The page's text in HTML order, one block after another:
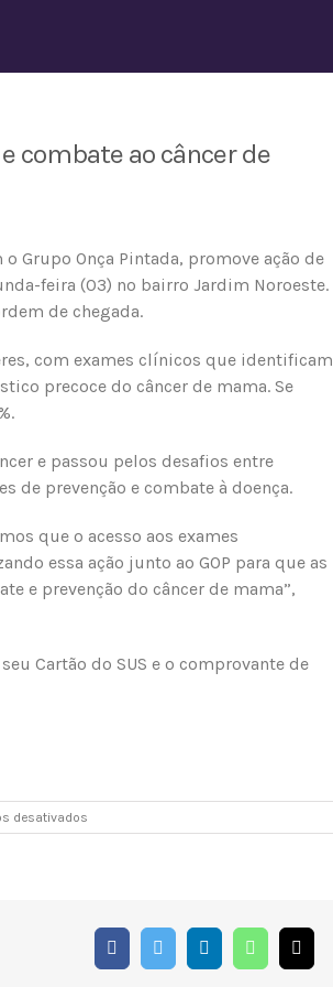
combate ao câncer de
Grupo Onça Pintada, promove ação de
feira (03) no bairro Jardim Noroeste.
de chegada.
com exames clínicos que identificam
precoce do câncer de mama. Se
e passou pelos desafios entre
de prevenção e combate à doença.
que o acesso aos exames
essa ação junto ao GOP para que as
e prevenção do câncer de mama”,
Cartão do SUS e o comprovante de
desativados
Camila
prevenção
FacebookTwitter LinkedInWhatsApp
mail